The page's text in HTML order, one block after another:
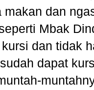
makan dan
Mbak
dan tidak
dapat